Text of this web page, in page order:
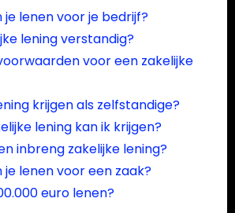
je lenen voor je bedrijf?
lening verstandig?
voor een zakelijke
krijgen als zelfstandige?
lening kan ik krijgen?
inbreng zakelijke lening?
je lenen voor een zaak?
euro lenen?